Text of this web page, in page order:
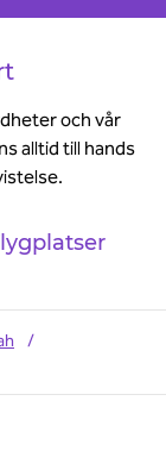
och vår
alltid till hands
/